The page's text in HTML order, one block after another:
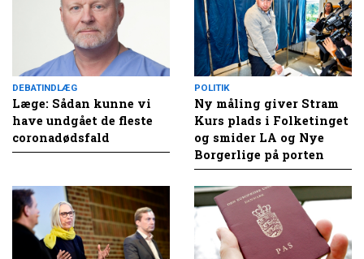
DEBATINDLÆG
Læge: Sådan kunne vi
have undgået de fleste
coronadødsfald
POLITIK
Ny måling giver Stram
Kurs plads i Folketinget
og smider LA og Nye
Borgerlige på porten